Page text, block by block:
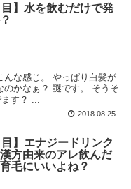
目】水を飲むだけで発
んな感じ。 やっぱり白髪が
かなぁ？ 謎です。 そうそ
す？ ...
2018.08.25
目】エナジードリンク
方由来のアレ飲んだ
毛にいいよね？